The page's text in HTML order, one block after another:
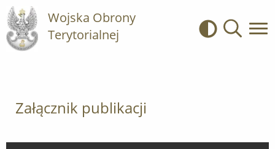
Wojska Obrony
Terytorialnej
Kontrast
Załącznik publikacji